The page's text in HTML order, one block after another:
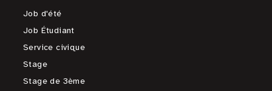
Job d'été
Job Étudiant
Service civique
Stage
Stage de 3ème